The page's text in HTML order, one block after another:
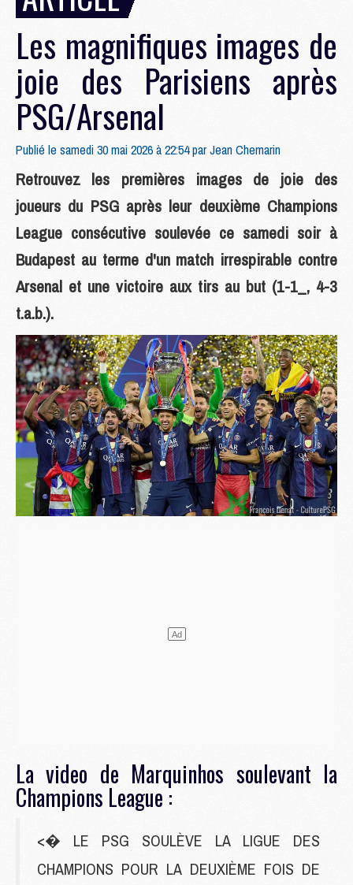
Les magnifiques images de
joie des Parisiens après
PSG/Arsenal
Publié le samedi 30 mai 2026 à 22:54 parJean Chemarin
Retrouvez les premières images de joie des
joueurs du PSG après leur deuxième Champions
League consécutive soulevée ce samedi soir à
Budapest au terme d'un match irrespirable contre
Arsenal et une victoire aux tirs au but (1-1_, 4-3
t.a.b.).
La video de Marquinhos soulevant la
Champions League :
<� LE PSG SOULÈVE LA LIGUE DES
CHAMPIONS POUR LA DEUXIÈME FOIS DE